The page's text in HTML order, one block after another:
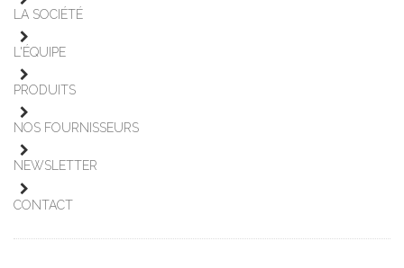
LA SOCIÉTÉ
L'ÉQUIPE
PRODUITS
NOS FOURNISSEURS
NEWSLETTER
CONTACT